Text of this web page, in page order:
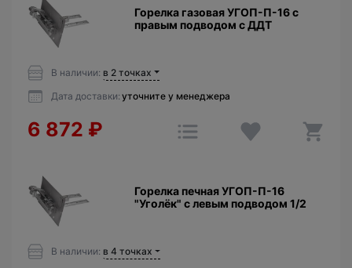
Горелка газовая УГОП-П-16 с
правым подводом с ДДТ
В наличии: в 2 точках
Дата доставки: уточните у менеджера
6 872 ₽
Горелка печная УГОП-П-16
"Уголёк" с левым подводом 1/2
В наличии: в 4 точках